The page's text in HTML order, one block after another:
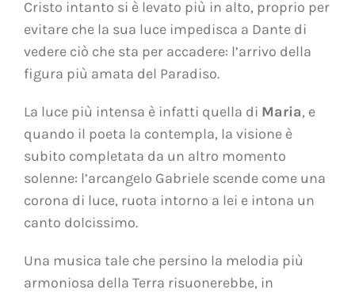
Cristo intanto si è levato più in alto, proprio per
evitare che la sua luce impedisca a Dante di
vedere ciò che sta per accadere: l’arrivo della
figura più amata del Paradiso.
La luce più intensa è infatti quella di Maria, e
quando il poeta la contempla, la visione è
subito completata da un altro momento
solenne: l’arcangelo Gabriele scende come una
corona di luce, ruota intorno a lei e intona un
canto dolcissimo.
Una musica tale che persino la melodia più
armoniosa della Terra risuonerebbe, in